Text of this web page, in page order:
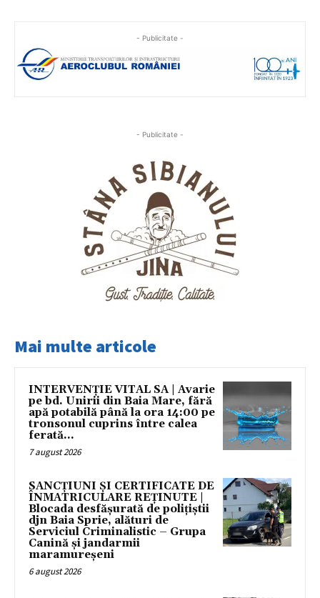
- Publicitate -
- Publicitate -
Mai multe articole
INTERVENȚIE VITAL SA | Avarie
pe bd. Unirii din Baia Mare, fără
apă potabilă până la ora 14:00 pe
tronsonul cuprins între calea
ferată...
7 august 2026
SANCȚIUNI ȘI CERTIFICATE DE
ÎNMATRICULARE REȚINUTE |
Blocada desfășurată de polițiștii
djn Baia Sprie, alături de
Serviciul Criminalistic – Grupa
Canină și jandarmii
maramureșeni
6 august 2026